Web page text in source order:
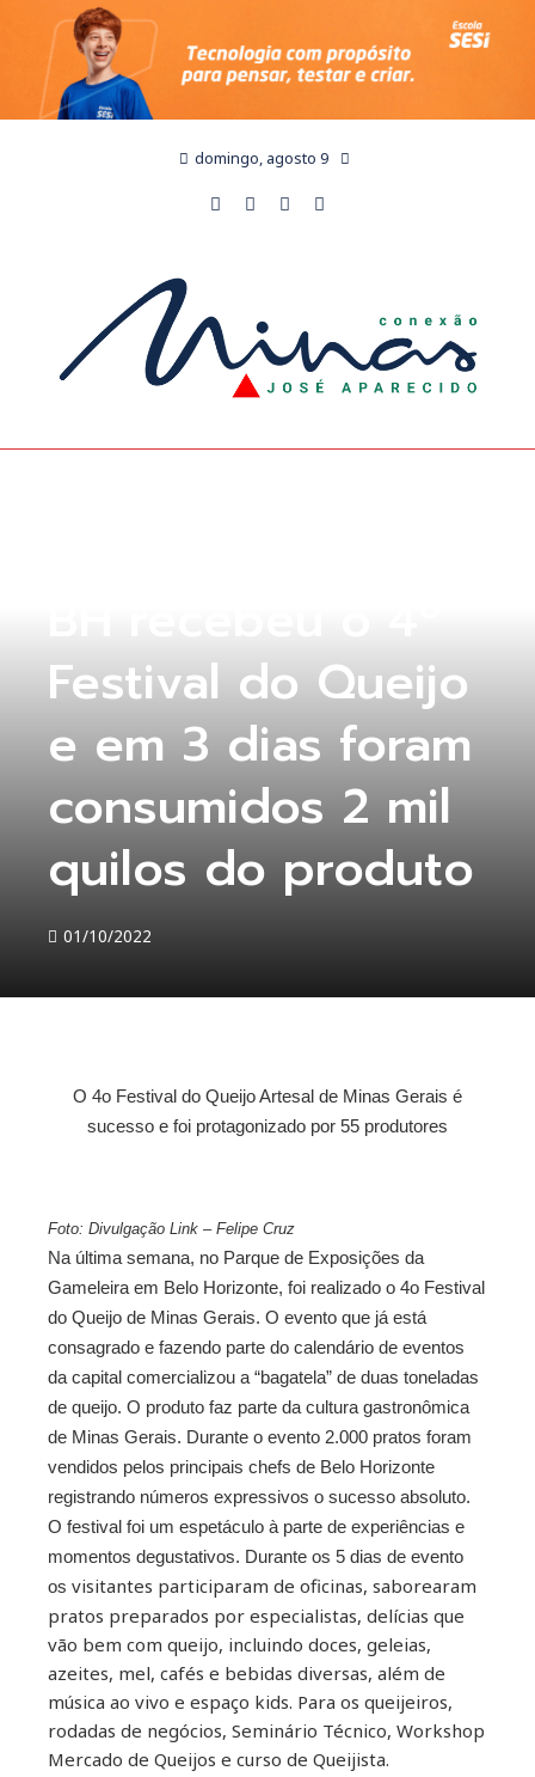
domingo, agosto 9
Festival do Queijo
e em 3 dias foram
consumidos 2 mil
quilos do produto
01/10/2022
O 4o Festival do Queijo Artesal de Minas Gerais é
sucesso e foi protagonizado por 55 produtores
Foto: Divulgação Link – Felipe Cruz
Na última semana, no Parque de Exposições da
Gameleira em Belo Horizonte, foi realizado o 4o Festival
do Queijo de Minas Gerais. O evento que já está
consagrado e fazendo parte do calendário de eventos
da capital comercializou a “bagatela” de duas toneladas
de queijo. O produto faz parte da cultura gastronômica
de Minas Gerais. Durante o evento 2.000 pratos foram
vendidos pelos principais chefs de Belo Horizonte
registrando números expressivos o sucesso absoluto.
O festival foi um espetáculo à parte de experiências e
momentos degustativos. Durante os 5 dias de evento
os visitantes participaram de oficinas, saborearam
pratos preparados por especialistas, delícias que
vão bem com queijo, incluindo doces, geleias,
azeites, mel, cafés e bebidas diversas, além de
música ao vivo e espaço kids. Para os queijeiros,
rodadas de negócios, Seminário Técnico, Workshop
Mercado de Queijos e curso de Queijista.